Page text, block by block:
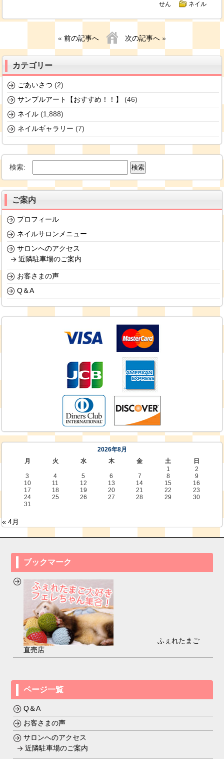
せん
ネイル
« 前の記事へ 次の記事へ »
カテゴリー
ごあいさつ (2)
サンプルアート【おすすめ！！】
(46)
ネイル (1,888)
ネイルギャラリー (7)
検索:
ご案内
プロフィール
ネイルサロンメニュー
サロンへのアクセス
近隣駐車場のご案内
お客さまの声
Q＆A
2026年8月
月
火 水 木 金 土
日
1
2
3
4 5 6 7 8
9
10
11 12 13 14 15
16
17
18 19 20 21 22
23
24
25 26 27 28 29
30
31
« 4月
ブックマーク
ふぇれたまご
直売店
ページ一覧
Q＆A
お客さまの声
サロンへのアクセス
近隣駐車場のご案内